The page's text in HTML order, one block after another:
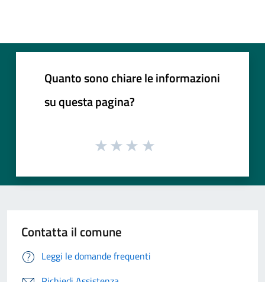
Quanto sono chiare le informazioni
su questa pagina?
Contatta il comune
Leggi le domande frequenti